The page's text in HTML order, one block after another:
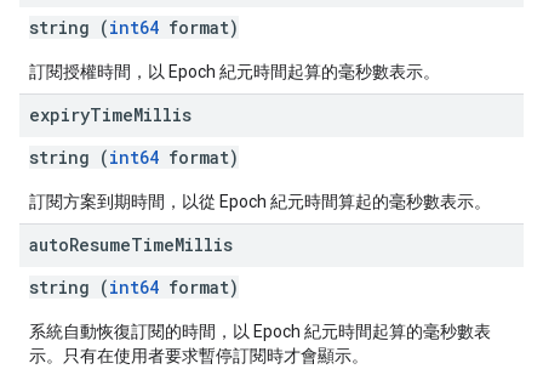
string (int64 format)
訂閱授權時間，以 Epoch 紀元時間起算的毫秒數表示。
expiryTimeMillis
string (int64 format)
訂閱方案到期時間，以從 Epoch 紀元時間算起的毫秒數表示。
autoResumeTimeMillis
string (int64 format)
系統自動恢復訂閱的時間，以 Epoch 紀元時間起算的毫秒數表
示。只有在使用者要求暫停訂閱時才會顯示。